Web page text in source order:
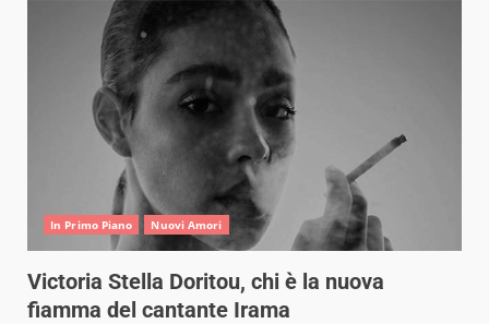
In Primo Piano Nuovi Amori
Victoria Stella Doritou, chi è la nuova
fiamma del cantante Irama